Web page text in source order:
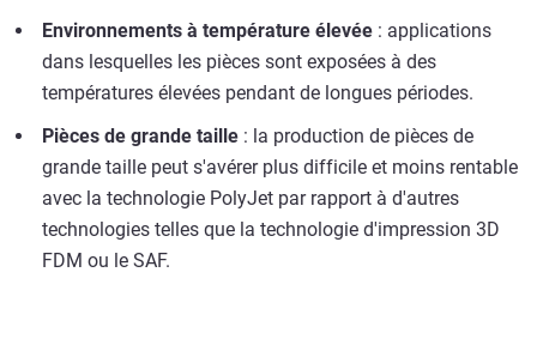
Environnements à température élevée : applications
dans lesquelles les pièces sont exposées à des
températures élevées pendant de longues périodes.
Pièces de grande taille : la production de pièces de
grande taille peut s'avérer plus difficile et moins rentable
avec la technologie PolyJet par rapport à d'autres
technologies telles que la technologie d'impression 3D
FDM ou le SAF.